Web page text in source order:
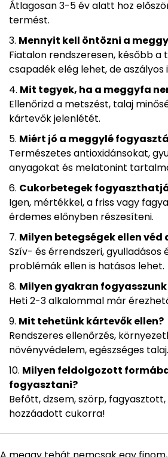
Átlagosan 3-5 év alatt hoz
termést.
Mennyit kell öntözni a
Fiatalon rendszeresen, később a
csapadék elég lehet, de
Mit tegyek, ha a meggyfa
Ellenőrizd a metszést, talaj
kártevők jelenlétét.
Miért jó a meggylé
Természetes antioxidánsokat,
anyagokat és melatonint
Cukorbetegek
Igen, mértékkel, a friss vagy
érdemes előnyben részesíteni.
Milyen betegségek ellen véd
Szív- és érrendszeri, gyulladásos
problémák ellen is hatásos lehet.
Milyen gyakran
Heti 2-3 alkalommal már
Mit tehetünk kártevők ellen?
Rendszeres ellenőrzés,
növényvédelem, egészséges talaj.
Milyen feldolgozott
fogyasztani?
Befőtt, dzsem, szörp,
hozzáadott cukorra!